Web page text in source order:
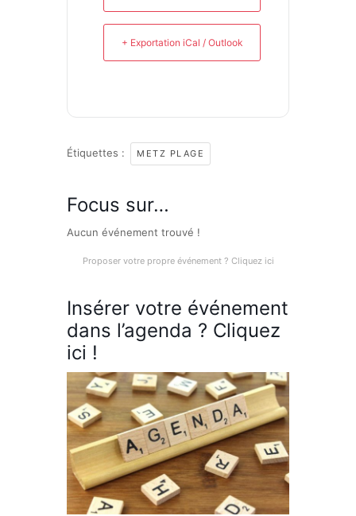
+ Exportation iCal / Outlook
Étiquettes : METZ PLAGE
Focus sur…
Aucun événement trouvé !
Proposer votre propre événement ? Cliquez ici
Insérer votre événement
dans l’agenda ? Cliquez
ici !